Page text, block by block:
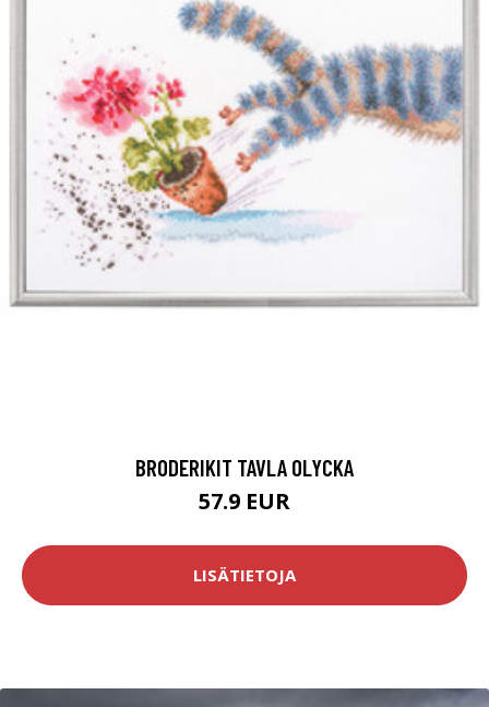
BRODERIKIT TAVLA OLYCKA
57.9 EUR
LISÄTIETOJA